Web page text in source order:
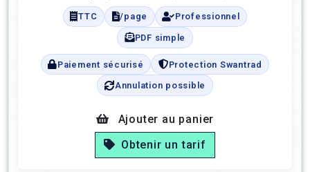
TTC /page Professionnel
PDF simple
Paiement sécurisé Protection Swantrad
Annulation possible
Ajouter au panier
Obtenir un tarif